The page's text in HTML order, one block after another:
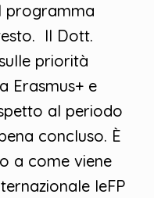
programma
Il Dott.
priorità
Erasmus+ e
al periodo
concluso. È
a come viene
IeFP